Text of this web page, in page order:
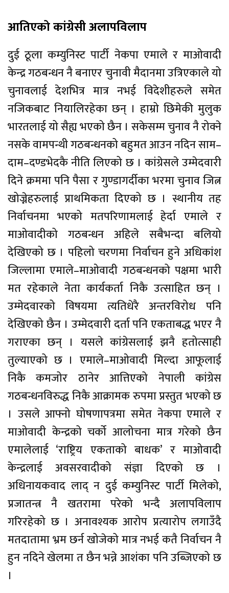
आतिएको कांग्रेसी अलापविलाप
दुई ठूला कम्युनिस्ट पार्टी नेकपा एमाले र माओवादी
केन्द्र गठबन्धन नै बनाएर चुनावी मैदानमा उत्रिएकाले यो
चुनावलाई देशभित्र मात्र नभई विदेशीहरुले समेत
नजिकबाट नियालिरहेका छन् । हाम्रो छिमेकी मुलुक
भारतलाई यो सैह्य भएको छैन । सकेसम्म चुनाव नै रोक्ने
नसके वामपन्थी गठबन्धनको बहुमत आउन नदिन साम–
दाम–दण्डभेदकै नीति लिएको छ । कांग्रेसले उम्मेदवारी
दिने क्रममा पनि पैसा र गुण्डागर्दीका भरमा चुनाव जित्न
खोज्नेहरुलाई प्राथमिकता दिएको छ । स्थानीय तह
निर्वाचनमा भएको मतपरिणामलाई हेर्दा एमाले र
माओवादीको गठबन्धन अहिले सबैभन्दा बलियो
देखिएको छ । पहिलो चरणमा निर्वाचन हुने अधिकांश
जिल्लामा एमाले–माओवादी गठबन्धनको पक्षमा भारी
मत रहेकाले नेता कार्यकर्ता निकै उत्साहित छन् ।
उम्मेदवारको विषयमा त्यतिधेरै अन्तरविरोध पनि
देखिएको छैन । उम्मेदवारी दर्ता पनि एकताबद्ध भएर नै
गराएका छन् । यसले कांग्रेसलाई झनै हतोत्साही
तुल्याएको छ । एमाले–माओवादी मिल्दा आफूलाई
निकै कमजोर ठानेर आत्तिएको नेपाली कांग्रेस
गठबन्धनविरुद्ध निकै आक्रामक रुपमा प्रस्तुत भएको छ
। उसले आफ्नो घोषणापत्रमा समेत नेकपा एमाले र
माओवादी केन्द्रको चर्को आलोचना मात्र गरेको छैन
एमालेलाई ‘राष्ट्रिय एकताको बाधक’ र माओवादी
केन्द्रलाई अवसरवादीको संज्ञा दिएको छ ।
अधिनायकवाद लाद् न दुई कम्युनिस्ट पार्टी मिलेको,
प्रजातन्त्र नै खतरामा परेको भन्दै अलापविलाप
गरिरहेको छ । अनावश्यक आरोप प्रत्यारोप लगाउँदै
मतदातामा भ्रम छर्न खोजेको मात्र नभई कतै निर्वाचन नै
हुन नदिने खेलमा त छैन भन्ने आशंका पनि उब्जिएको छ
।